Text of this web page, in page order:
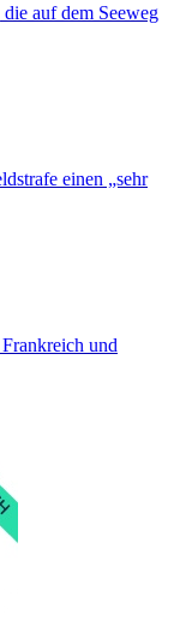
auf dem Seeweg
einen „sehr
und